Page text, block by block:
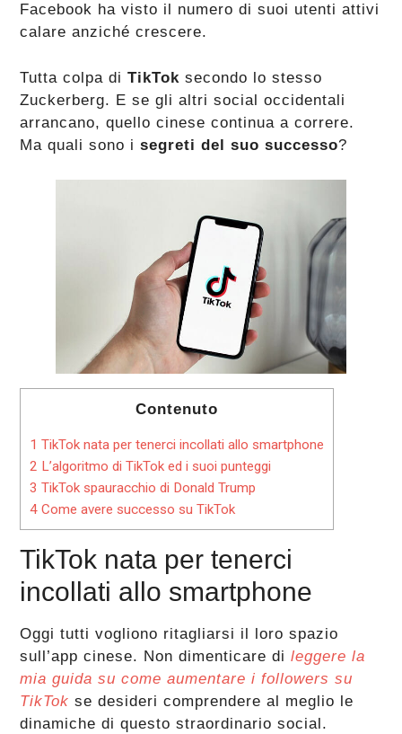
Facebook ha visto il numero di suoi utenti attivi
calare anziché crescere.
Tutta colpa diTikTok secondo lo stesso
Zuckerberg. E se gli altri social occidentali
arrancano, quello cinese continua a correre.
Ma quali sono isegreti del suo successo?
Contenuto
1 TikTok nata per tenerci incollati allo smartphone
2 L’algoritmo di TikTok ed i suoi punteggi
3 TikTok spauracchio di Donald Trump
4 Come avere successo su TikTok
TikTok nata per tenerci
incollati allo smartphone
Oggi tutti vogliono ritagliarsi il loro spazio
sull’app cinese. Non dimenticare dileggere la
mia guida su come aumentare i followers su
TikTok se desideri comprendere al meglio le
dinamiche di questo straordinario social.